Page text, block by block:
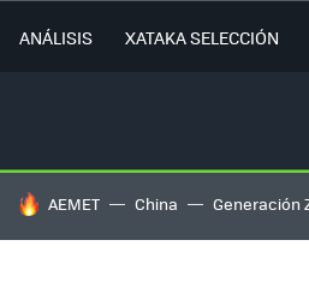
ANÁLISIS XATAKA SELECCIÓN
HOY SE HABLA DE
AEMET China Generación